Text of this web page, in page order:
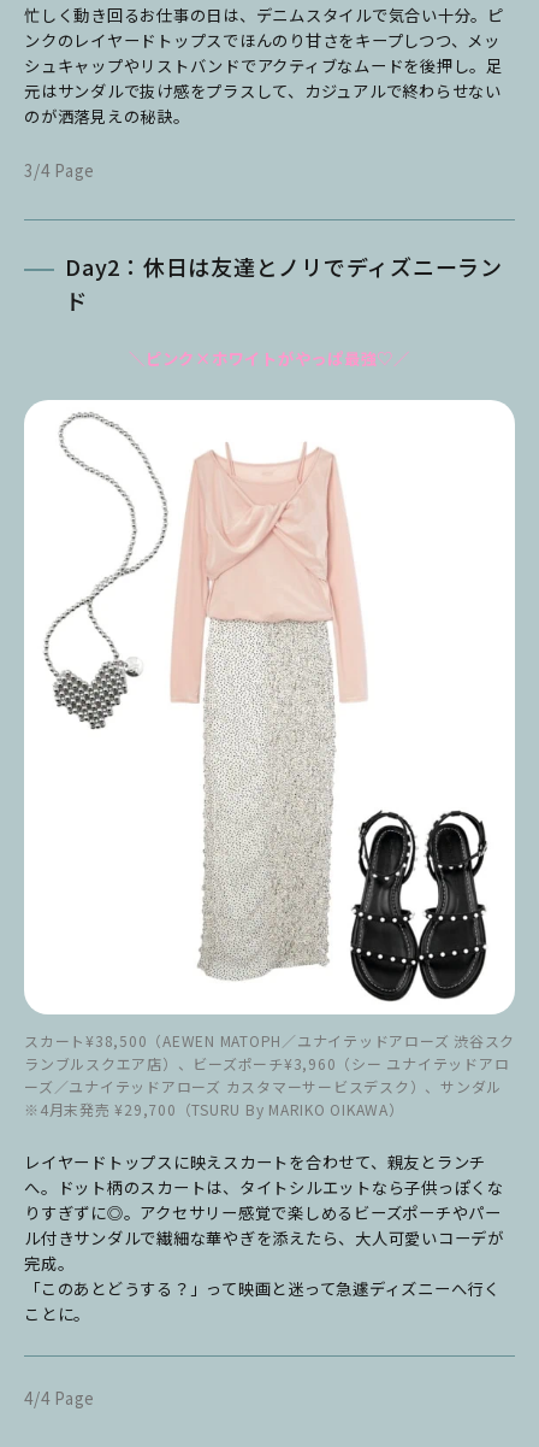
忙しく動き回るお仕事の日は、デニムスタイルで気合い十分。ピ
ンクのレイヤードトップスでほんのり甘さをキープしつつ、メッ
シュキャップやリストバンドでアクティブなムードを後押し。足
元はサンダルで抜け感をプラスして、カジュアルで終わらせない
のが洒落見えの秘訣。
3/4 Page
Day2：休日は友達とノリでディズニーラン
ド
＼ピンク×ホワイトがやっぱ最強♡／
スカート¥38,500（AEWEN MATOPH／ユナイテッドアローズ 渋谷スク
ランブルスクエア店）、ビーズポーチ¥3,960（シー ユナイテッドアロ
ーズ／ユナイテッドアローズ カスタマーサービスデスク）、サンダル
※4月末発売 ¥29,700（TSURU By MARIKO OIKAWA）
レイヤードトップスに映えスカートを合わせて、親友とランチ
へ。ドット柄のスカートは、タイトシルエットなら子供っぽくな
りすぎずに◎。アクセサリー感覚で楽しめるビーズポーチやパー
ル付きサンダルで繊細な華やぎを添えたら、大人可愛いコーデが
完成。
「このあとどうする？」って映画と迷って急遽ディズニーへ行く
ことに。
4/4 Page